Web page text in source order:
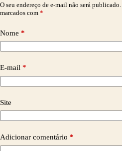
O seu endereço de e-mail não será publicado.
marcados com *
Nome *
E-mail *
Site
Adicionar comentário *